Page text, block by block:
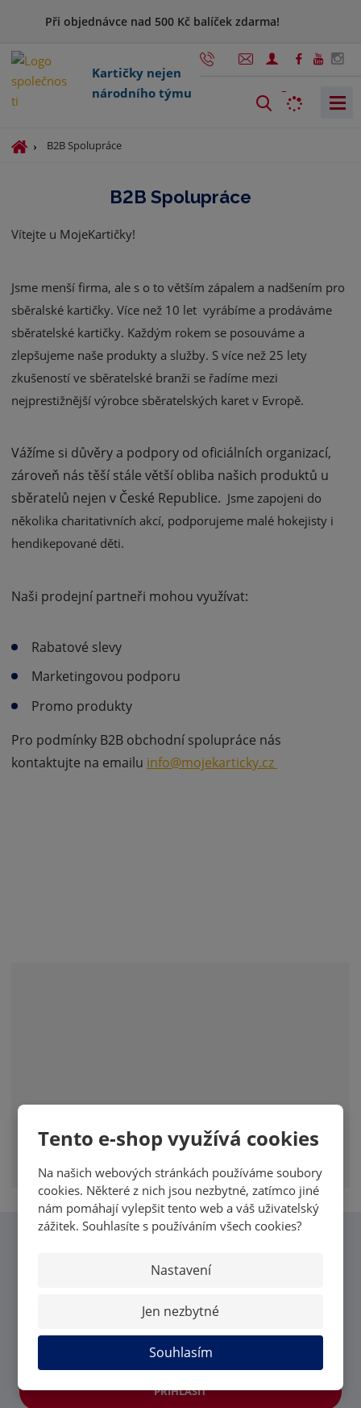
Tento e-shop využívá cookies
Na našich webových stránkách používáme soubory
cookies. Některé z nich jsou nezbytné, zatímco jiné
nám pomáhají vylepšit tento web a váš uživatelský
zážitek. Souhlasíte s používáním všech cookies?
Nastavení
Jen nezbytné
Souhlasím
Při objednávce nad 500 Kč balíček zdarma!
Kartičky nejen
národního týmu
Ú
í
r
a
a
B2B Spolupráce
B2B Spolupráce
Vítejte u MojeKartičky!
Jsme menší firma, ale s o to větším zápalem a nadšením pro
sběralské kartičky. Více než 10 let vyrábíme a prodáváme
sběratelské kartičky. Každým rokem se posouváme a
zlepšujeme naše produkty a služby. S více než 25 lety
zkušeností ve sběratelské branži se řadíme mezi
nejprestižnější výrobce sběratelských karet v Evropě.
Vážíme si důvěry a podpory od oficiálních organizací,
zároveň nás těší stále větší obliba našich produktů u
sběratelů nejen v České Republice. Jsme zapojeni do
několika charitativních akcí, podporujeme malé hokejisty i
hendikepované děti.
Naši prodejní partneři mohou využívat:
Rabatové slevy
Marketingovou podporu
Promo produkty
Pro podmínky B2B obchodní spolupráce nás
kontaktujte na emailu info@mojekarticky.cz
PŘIHLÁSIT